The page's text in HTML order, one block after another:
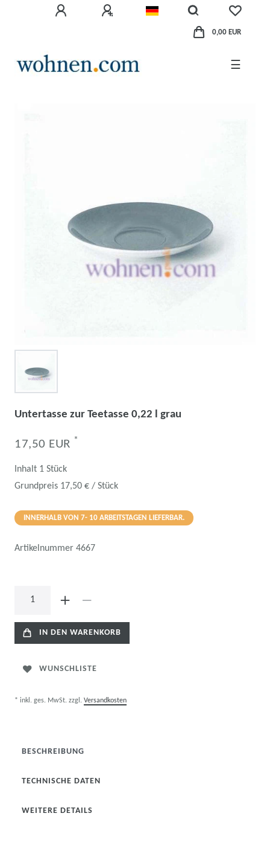
0,00 EUR
☰
Untertasse zur Teetasse 0,22 l grau
17,50 EUR *
Inhalt 1 Stück
Grundpreis 17,50 € / Stück
INNERHALB VON 7- 10 ARBEITSTAGEN LIEFERBAR.
Artikelnummer 4667
IN DEN WARENKORB
WUNSCHLISTE
* inkl. ges. MwSt. zzgl. Versandkosten
BESCHREIBUNG
TECHNISCHE DATEN
WEITERE DETAILS